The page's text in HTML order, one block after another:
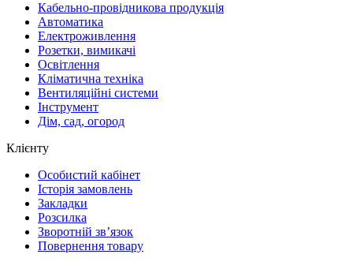
Кабельно-провідникова продукція
Автоматика
Електроживлення
Розетки, вимикачі
Освітлення
Кліматична техніка
Вентиляційні системи
Інструмент
Дім, сад, огород
Клієнту
Особистий кабінет
Історія замовлень
Закладки
Розсилка
Зворотній зв’язок
Повернення товару